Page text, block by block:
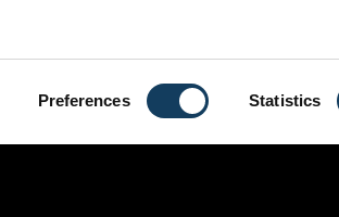
Preferences Statistics